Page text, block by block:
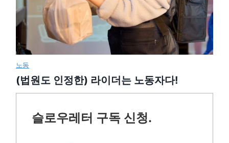
노동
(법원도 인정한) 라이더는 노동자다!
슬로우레터 구독 신청.